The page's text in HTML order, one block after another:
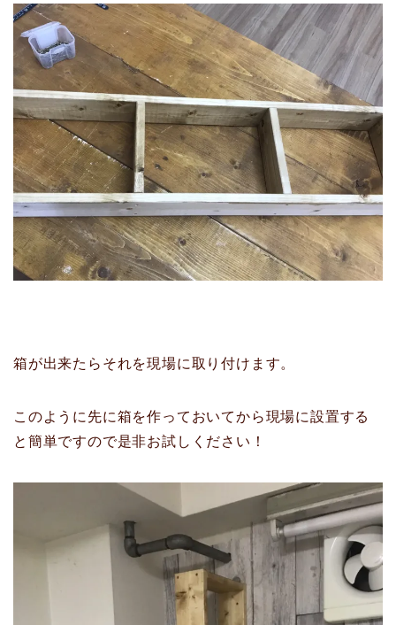
箱が出来たらそれを現場に取り付けます。
このように先に箱を作っておいてから現場に設置する
と簡単ですので是非お試しください！